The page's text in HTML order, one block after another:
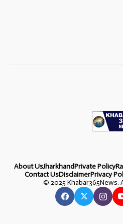
About UsJharkhandPrivate Policy
Contact UsDisclaimerPrivacy
© 2025 Khabar365News.